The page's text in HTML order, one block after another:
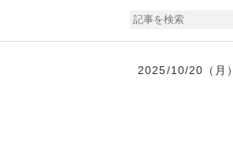
2025/10/20（月）